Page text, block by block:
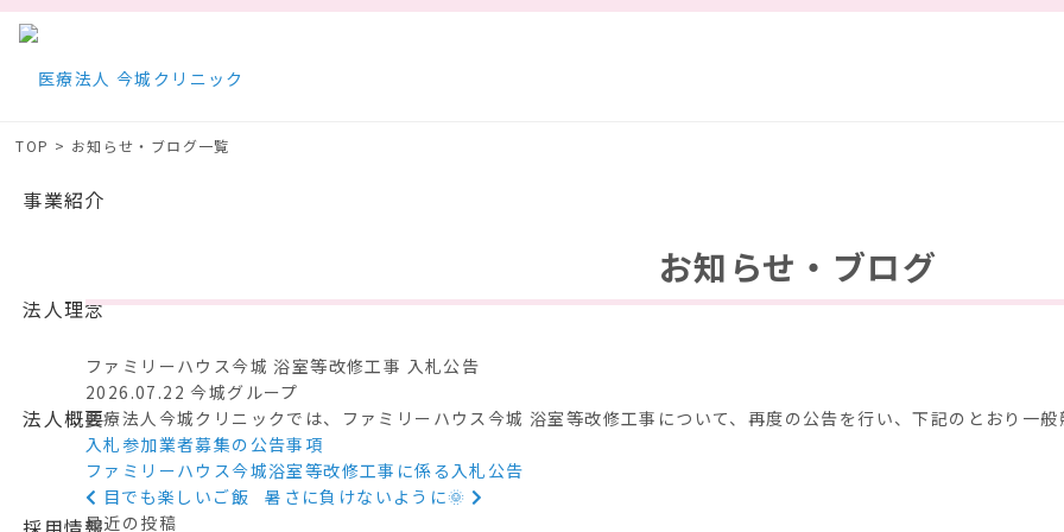
事業紹介
法人理念
法人概要
TOP > お知らせ・ブログ一覧
お知らせ・ブログ
ファミリーハウス今城 浴室等改修工事 入札公告
2026.07.22 今城グループ
医療法人今城クリニックでは、ファミリーハウス今城 浴室等改修工事について、再度の公告を行い、下記のとおり一般
入札参加業者募集の公告事項
ファミリーハウス今城浴室等改修工事に係る入札公告
目でも楽しいご飯
暑さに負けないように🌞
最近の投稿